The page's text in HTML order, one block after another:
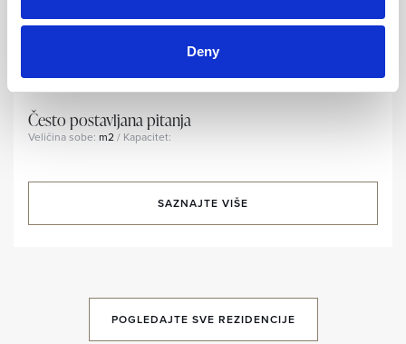
Deny
Često postavljana pitanja
Veličina sobe: m2/ Kapacitet:
SAZNAJTE VIŠE
POGLEDAJTE SVE REZIDENCIJE